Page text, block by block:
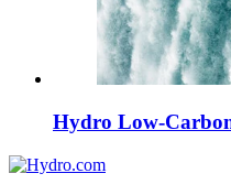
Hydro Low-